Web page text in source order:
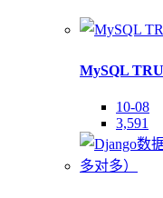
MySQL
10-08
3,591